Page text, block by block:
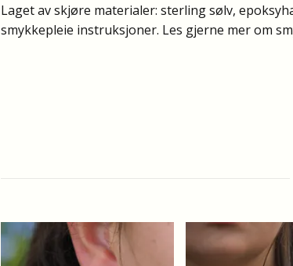
Laget av skjøre materialer: sterling sølv,
smykkepleie instruksjoner. Les gjerne mer om